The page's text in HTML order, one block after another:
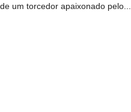
de um torcedor apaixonado pelo...